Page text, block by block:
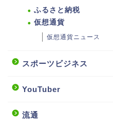
ふるさと納税
仮想通貨
仮想通貨ニュース
スポーツビジネス
YouTuber
流通